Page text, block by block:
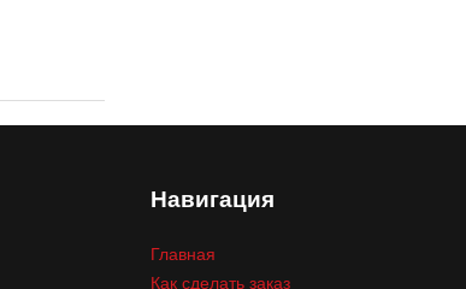
Навигация
Главная
Как сделать заказ